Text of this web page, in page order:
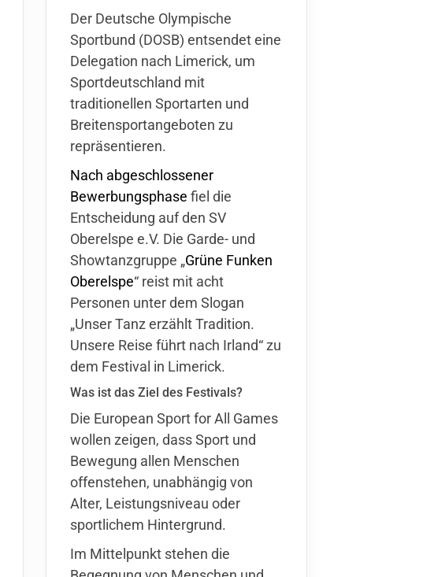
Der Deutsche Olympische
Sportbund (DOSB) entsendet eine
Delegation nach Limerick, um
Sportdeutschland mit
traditionellen Sportarten und
Breitensportangeboten zu
repräsentieren.
Nach abgeschlossener
Bewerbungsphase fiel die
Entscheidung auf den SV
Oberelspe e.V. Die Garde- und
Showtanzgruppe „ Grüne Funken
Oberelspe“ reist mit acht
Personen unter dem Slogan
„Unser Tanz erzählt Tradition.
Unsere Reise führt nach Irland“ zu
dem Festival in Limerick.
Was ist das Ziel des Festivals?
Die European Sport for All Games
wollen zeigen, dass Sport und
Bewegung allen Menschen
offenstehen, unabhängig von
Alter, Leistungsniveau oder
sportlichem Hintergrund.
Im Mittelpunkt stehen die